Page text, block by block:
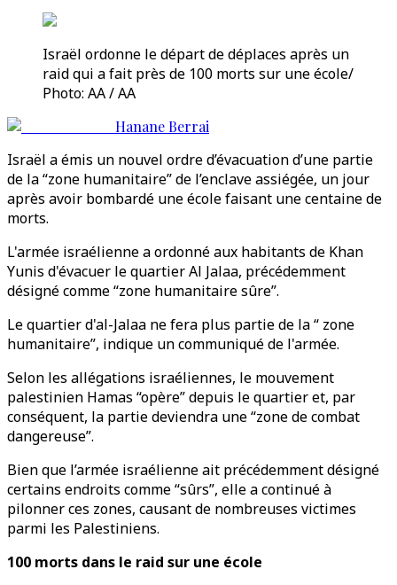
Israël ordonne le départ de déplaces après un
raid qui a fait près de 100 morts sur une école/
Photo: AA / AA
Hanane Berrai
Israël a émis un nouvel ordre d’évacuation d’une partie
de la “zone humanitaire” de l’enclave assiégée, un jour
après avoir bombardé une école faisant une centaine de
morts.
L'armée israélienne a ordonné aux habitants de Khan
Yunis d'évacuer le quartier Al Jalaa, précédemment
désigné comme “zone humanitaire sûre”.
Le quartier d'al-Jalaa ne fera plus partie de la “ zone
humanitaire”, indique un communiqué de l'armée.
Selon les allégations israéliennes, le mouvement
palestinien Hamas “opère” depuis le quartier et, par
conséquent, la partie deviendra une “zone de combat
dangereuse”.
Bien que l’armée israélienne ait précédemment désigné
certains endroits comme “sûrs”, elle a continué à
pilonner ces zones, causant de nombreuses victimes
parmi les Palestiniens.
100 morts dans le raid sur une école